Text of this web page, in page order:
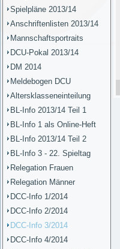
Spielpläne 2013/14
Anschriftenlisten 2013/14
Mannschaftsportraits
DCU-Pokal 2013/14
DM 2014
Meldebogen DCU
Altersklasseneinteilung
BL-Info 2013/14 Teil 1
BL-Info 1 als Online-Heft
BL-Info 2013/14 Teil 2
BL-Info 3 - 22. Spieltag
Relegation Frauen
Relegation Männer
DCC-Info 1/2014
DCC-Info 2/2014
DCC-Info 3/2014
DCC-Info 4/2014